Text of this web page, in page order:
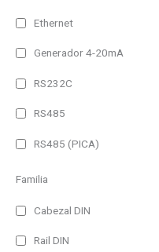
Temperatura
Humedad
Ethernet
Generador 4-20mA
RS232C
RS485
RS485 (PICA)
Familia
Cabezal DIN
Rail DIN